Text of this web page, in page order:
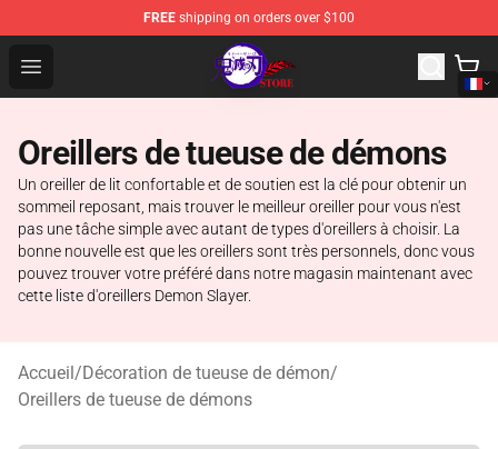
FREE shipping on orders over $100
Open menu
Kimetsu no Yaiba Store - Official Kimetsu no Yaiba
Oreillers de tueuse de démons
Un oreiller de lit confortable et de soutien est la clé pour obtenir un
sommeil reposant, mais trouver le meilleur oreiller pour vous n'est
pas une tâche simple avec autant de types d'oreillers à choisir. La
bonne nouvelle est que les oreillers sont très personnels, donc vous
pouvez trouver votre préféré dans notre magasin maintenant avec
cette liste d'oreillers Demon Slayer.
Accueil/Décoration de tueuse de démon/
Oreillers de tueuse de démons